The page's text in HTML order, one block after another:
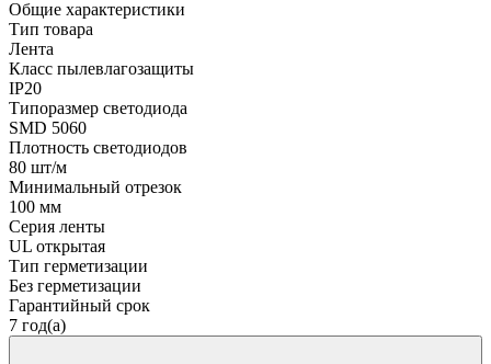
Общие характеристики
Тип товара
Лента
Класс пылевлагозащиты
IP20
Типоразмер светодиода
SMD 5060
Плотность светодиодов
80 шт/м
Минимальный отрезок
100 мм
Серия ленты
UL открытая
Тип герметизации
Без герметизации
Гарантийный срок
7 год(а)